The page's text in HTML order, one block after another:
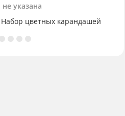
не указана
цветных карандашей